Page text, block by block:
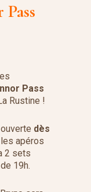
Pass
Rustine !
dès
apéros
2 sets
19h.